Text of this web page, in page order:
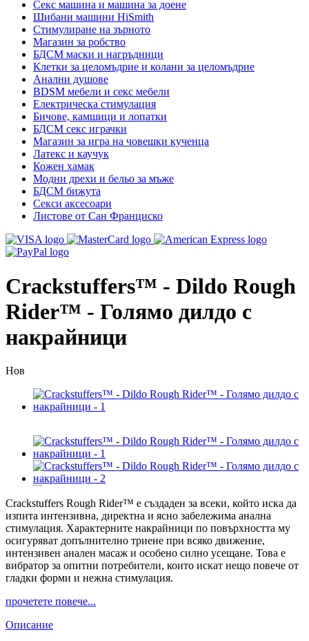
Секс машина и машина за доене
Шибани машини HiSmith
Стимулиране на зърното
Магазин за робство
БДСМ маски и нагръдници
Клетки за целомъдрие и колани за целомъдрие
Анални душове
BDSM мебели и секс мебели
Електрическа стимулация
Бичове, камшици и лопатки
БДСМ секс играчки
Магазин за игра на човешки кученца
Латекс и каучук
Кожен хамак
Модни дрехи и бельо за мъже
БДСМ бижута
Секси аксесоари
Листове от Сан Франциско
Crackstuffers™ - Dildo Rough
Rider™ - Голямо дилдо с
накрайници
Нов
Crackstuffers Rough Rider™ е създаден за всеки, който иска да
изпита интензивна, директна и ясно забележима анална
стимулация. Характерните накрайници по повърхността му
осигуряват допълнително триене при всяко движение,
интензивен анален масаж и особено силно усещане. Това е
вибратор за опитни потребители, които искат нещо повече от
гладки форми и нежна стимулация.
прочетете повече...
Описание